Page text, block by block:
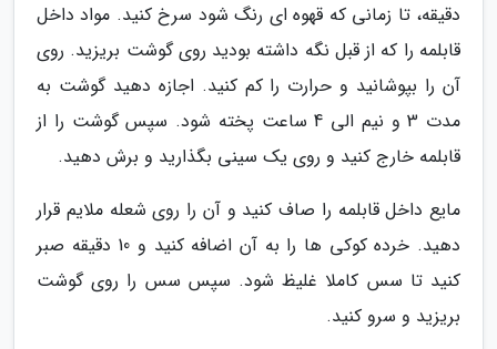
دقیقه، تا زمانی که قهوه ای رنگ شود سرخ کنید. مواد داخل
قابلمه را که از قبل نگه داشته بودید روی گوشت بریزید. روی
آن را بپوشانید و حرارت را کم کنید. اجازه دهید گوشت به
مدت 3 و نیم الی 4 ساعت پخته شود. سپس گوشت را از
قابلمه خارج کنید و روی یک سینی بگذارید و برش دهید.
مایع داخل قابلمه را صاف کنید و آن را روی شعله ملایم قرار
دهید. خرده کوکی ها را به آن اضافه کنید و 10 دقیقه صبر
کنید تا سس کاملا غلیظ شود. سپس سس را روی گوشت
بریزید و سرو کنید.